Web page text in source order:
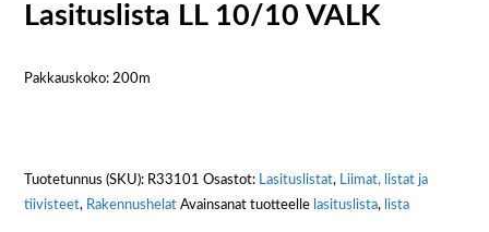
Lasituslista LL 10/10 VALK
Pakkauskoko: 200m
Tuotetunnus (SKU): R33101 Osastot: Lasituslistat, Liimat, listat ja
tiivisteet, Rakennushelat Avainsanat tuotteelle lasituslista, lista